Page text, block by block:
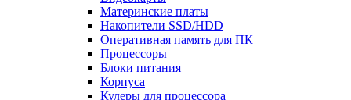
Материнские платы
Накопители SSD/HDD
Оперативная память для ПК
Процессоры
Блоки питания
Корпуса
Кулеры для процессора